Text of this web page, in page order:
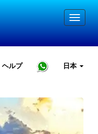
ヘルプ 日本